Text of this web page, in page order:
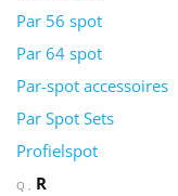
Par 56 spot
Par 64 spot
Par-spot accessoires
Par Spot Sets
Profielspot
Q
R